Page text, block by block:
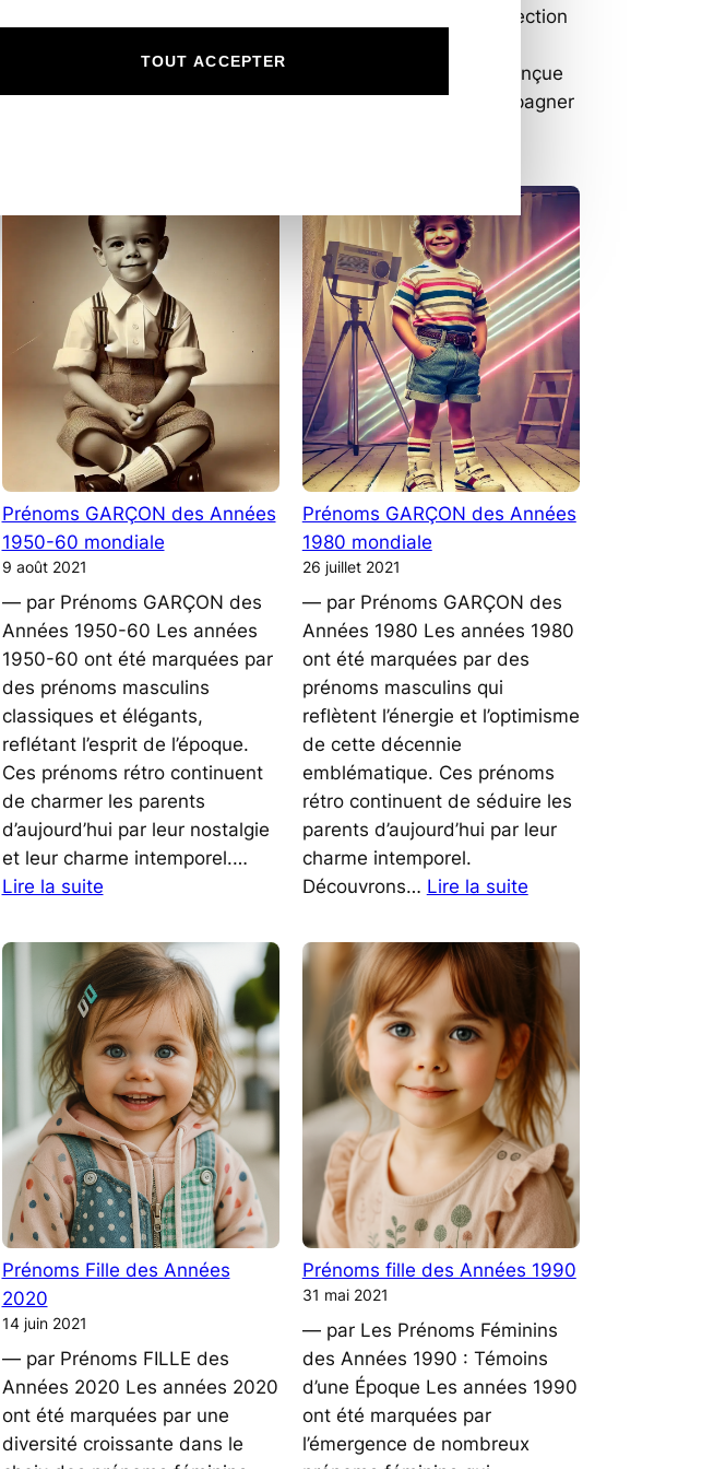
Spécialement pensée pour
accompagner les grandes
Collection
Faire-
Lapin
Tendresse
Douceur
pour
Vos
Annonces
Spéciales
instants de la vie La collection
douceur de l’enfance. Conçue
avec amour pour accompagner
Collection
de
Faire-
Part
Ourson
:
Douceur
et
Mignonnerie
pour
Vos
Événements
Prénoms GARÇON des Années
1950-60 mondiale
9 août 2021
— par Prénoms GARÇON des
Années 1950-60 Les années
1950-60 ont été marquées par
des prénoms masculins
classiques et élégants,
reflétant l’esprit de l’époque.
Ces prénoms rétro continuent
de charmer les parents
d’aujourd’hui par leur nostalgie
et leur charme intemporel.…
Lire la suite:
GARÇON
des
Années
1950-
60
mondiale
Prénoms GARÇON des Années
1980 mondiale
26 juillet 2021
— par Prénoms GARÇON des
Années 1980 Les années 1980
ont été marquées par des
prénoms masculins qui
reflètent l’énergie et l’optimisme
de cette décennie
emblématique. Ces prénoms
rétro continuent de séduire les
parents d’aujourd’hui par leur
charme intemporel.
Découvrons… Lire la suite:
GARÇON
des
Années
1980
mondiale
Prénoms Fille des Années
2020
14 juin 2021
— par Prénoms FILLE des
Années 2020 Les années 2020
ont été marquées par une
diversité croissante dans le
Prénoms fille des Années 1990
31 mai 2021
— par Les Prénoms Féminins
des Années 1990 : Témoins
d’une Époque Les années 1990
ont été marquées par
l’émergence de nombreux
TOUT ACCEPTER